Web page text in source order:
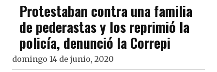
Protestaban contra una familia
de pederastas y los reprimió la
policía, denunció la Correpi
domingo 14 de junio, 2020